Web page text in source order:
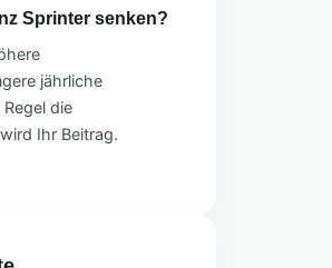
Sprinter senken?
jährliche
die
Ihr Beitrag.